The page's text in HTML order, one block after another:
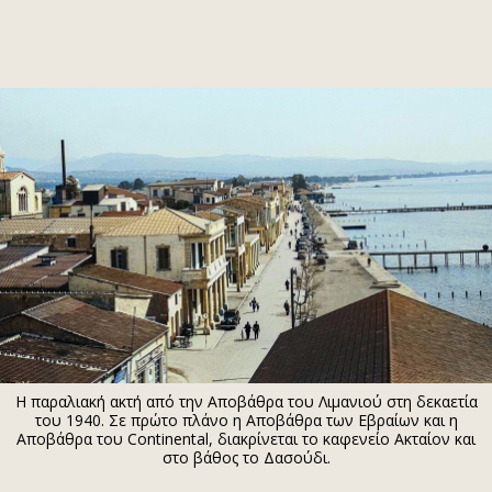
ΚΑΤΗΓΟΡΙΕΣ ΣΥΝΔΕΣΗ
Κύπρος
Παιδεία
Υγεία
Πολιτική
Βουλευτικές 2026
Εκλογές 2024
Προεδρικές 2023
Δημοσκοπήσεις
Απόψεις
Αρθρογραφία
The Hill
Υγεία
Αγγελίες
Ενοικιάζονται
Πωλούνται
Ζητούν εργασία
Η παραλιακή ακτή από την Αποβάθρα του Λιμανιού στη δεκαετία
του 1940. Σε πρώτο πλάνο η Αποβάθρα των Εβραίων και η
Αποβάθρα του Continental, διακρίνεται το καφενείο Ακταίον και
στο βάθος το Δασούδι.